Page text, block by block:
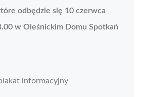
odbędzie się 10 czerwca
w Oleśnickim Domu Spotkań